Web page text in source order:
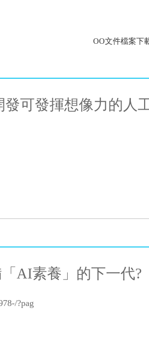
OO文件檔案下
可發揮想像力的人
AI素養」的下一代?
?pag